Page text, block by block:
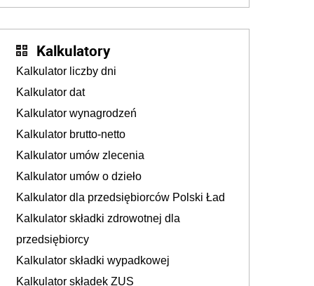
Kalkulatory
Kalkulator liczby dni
Kalkulator dat
Kalkulator wynagrodzeń
Kalkulator brutto-netto
Kalkulator umów zlecenia
Kalkulator umów o dzieło
Kalkulator dla przedsiębiorców Polski Ład
Kalkulator składki zdrowotnej dla
przedsiębiorcy
Kalkulator składki wypadkowej
Kalkulator składek ZUS